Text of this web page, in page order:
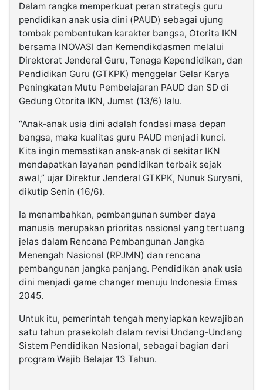
Dalam rangka memperkuat peran strategis guru
pendidikan anak usia dini (PAUD) sebagai ujung
tombak pembentukan karakter bangsa, Otorita IKN
bersama INOVASI dan Kemendikdasmen melalui
Direktorat Jenderal Guru, Tenaga Kependidikan, dan
Pendidikan Guru (GTKPK) menggelar Gelar Karya
Peningkatan Mutu Pembelajaran PAUD dan SD di
Gedung Otorita IKN, Jumat (13/6) lalu.
“Anak-anak usia dini adalah fondasi masa depan
bangsa, maka kualitas guru PAUD menjadi kunci.
Kita ingin memastikan anak-anak di sekitar IKN
mendapatkan layanan pendidikan terbaik sejak
awal,” ujar Direktur Jenderal GTKPK, Nunuk Suryani,
dikutip Senin (16/6).
Ia menambahkan, pembangunan sumber daya
manusia merupakan prioritas nasional yang tertuang
jelas dalam Rencana Pembangunan Jangka
Menengah Nasional (RPJMN) dan rencana
pembangunan jangka panjang. Pendidikan anak usia
dini menjadi game changer menuju Indonesia Emas
2045.
Untuk itu, pemerintah tengah menyiapkan kewajiban
satu tahun prasekolah dalam revisi Undang-Undang
Sistem Pendidikan Nasional, sebagai bagian dari
program Wajib Belajar 13 Tahun.